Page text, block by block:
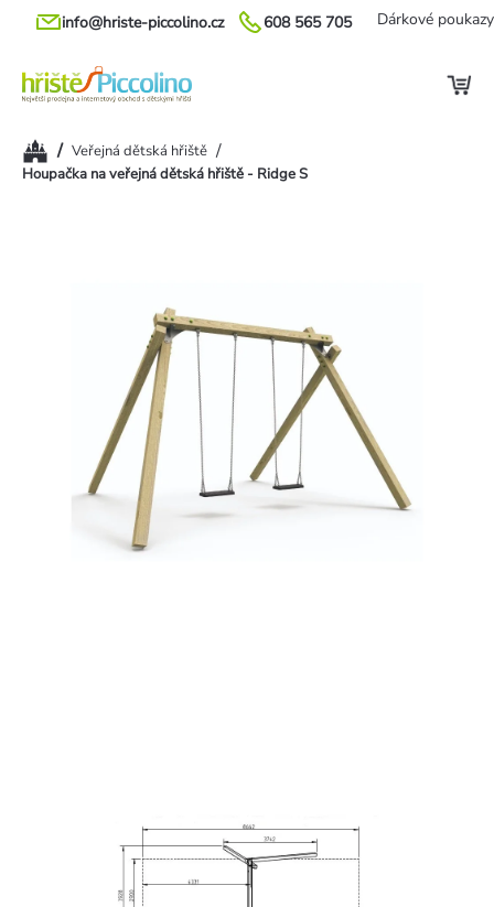
Přejít
608 565 705
info@hriste-piccolino.cz Dárkové poukazy
Domů/ Veřejná dětská hřiště /
Houpačka na veřejná dětská hřiště - Ridge S